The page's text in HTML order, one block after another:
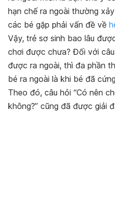
hạn chế ra ngoài thường
các bé gặp phải vấn đề về
Vậy, trẻ sơ sinh bao lâu
chơi được chưa? Đối với
được ra ngoài, thì đa phần
bé ra ngoài là khi bé đã
Theo đó, câu hỏi “Có nên
không?” cũng đã được giải